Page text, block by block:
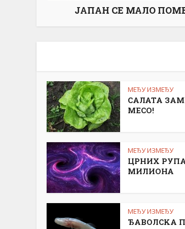
ЈАПАН СЕ МАЛО
МЕЂУ ИЗМЕЂУ
САЛАТА
МЕСО!
МЕЂУ ИЗМЕЂУ
ЦРНИХ РУПА
МИЛИОНА
МЕЂУ ИЗМЕЂУ
ЂАВОЛСKА